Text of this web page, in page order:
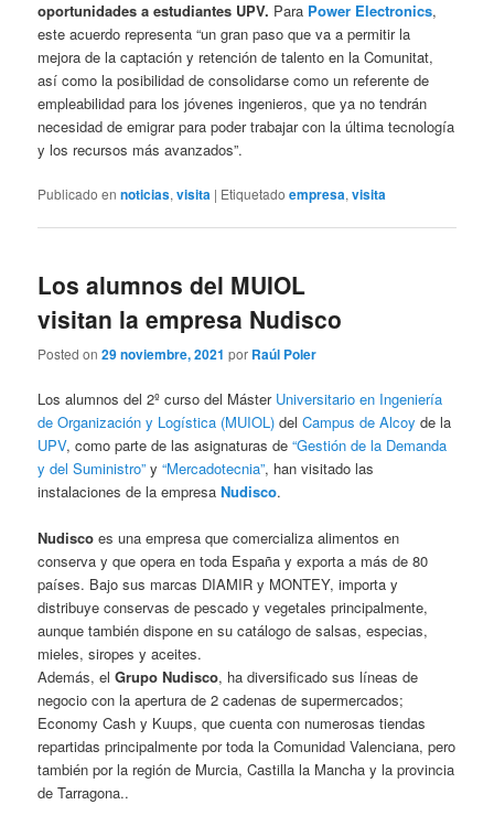
oportunidades a estudiantes UPV. Para Power Electronics,
este acuerdo representa “un gran paso que va a permitir la
mejora de la captación y retención de talento en la Comunitat,
así como la posibilidad de consolidarse como un referente de
empleabilidad para los jóvenes ingenieros, que ya no tendrán
necesidad de emigrar para poder trabajar con la última tecnología
y los recursos más avanzados”.
Publicado en noticias,visita | Etiquetado empresa,visita
Los alumnos del MUIOL
visitan la empresa Nudisco
Posted on29 noviembre, 2021 por Raúl Poler
Los alumnos del 2º curso del Máster Universitario en Ingeniería
de Organización y Logística (MUIOL) delCampus de Alcoy de la
UPV, como parte de las asignaturas de“Gestión de la Demanda
y del Suministro” y“Mercadotecnia”, han visitado las
instalaciones de la empresaNudisco.
Nudisco es una empresa que comercializa alimentos en
conserva y que opera en toda España y exporta a más de 80
países. Bajo sus marcas DIAMIR y MONTEY, importa y
distribuye conservas de pescado y vegetales principalmente,
aunque también dispone en su catálogo de salsas, especias,
mieles, siropes y aceites.
Además, el Grupo Nudisco, ha diversificado sus líneas de
negocio con la apertura de 2 cadenas de supermercados;
Economy Cash y Kuups, que cuenta con numerosas tiendas
repartidas principalmente por toda la Comunidad Valenciana, pero
también por la región de Murcia, Castilla la Mancha y la provincia
de Tarragona..